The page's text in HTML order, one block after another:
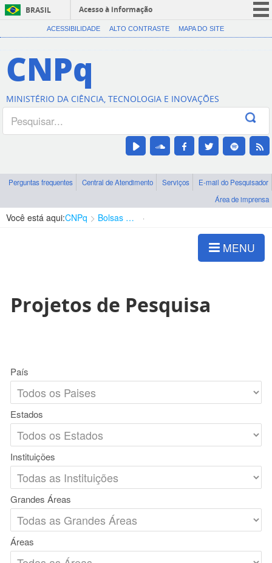
BRASIL
Acesso à informação
CORONAVÍRUS (COVID-19)
Canais
ACESSIBILIDADE ALTO CONTRASTE MAPA DO SITE
CNPq
MINISTÉRIO DA CIÊNCIA, TECNOLOGIA E INOVAÇÕES
Perguntas frequentes Central de Atendimento Serviços
E-mail do Pesquisador
Área de imprensa
Você está aqui:CNPq Bolsas e Auxílios Vigentes
MENU
Projetos de Pesquisa
País
Estados
Instituições
Grandes Áreas
Áreas